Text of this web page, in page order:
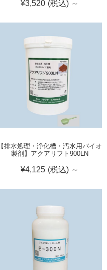
¥3,520 (税込) ～
【排水処理・浄化槽・汚水用バイオ
製剤】アクアリフト900LN
¥4,125 (税込) ～